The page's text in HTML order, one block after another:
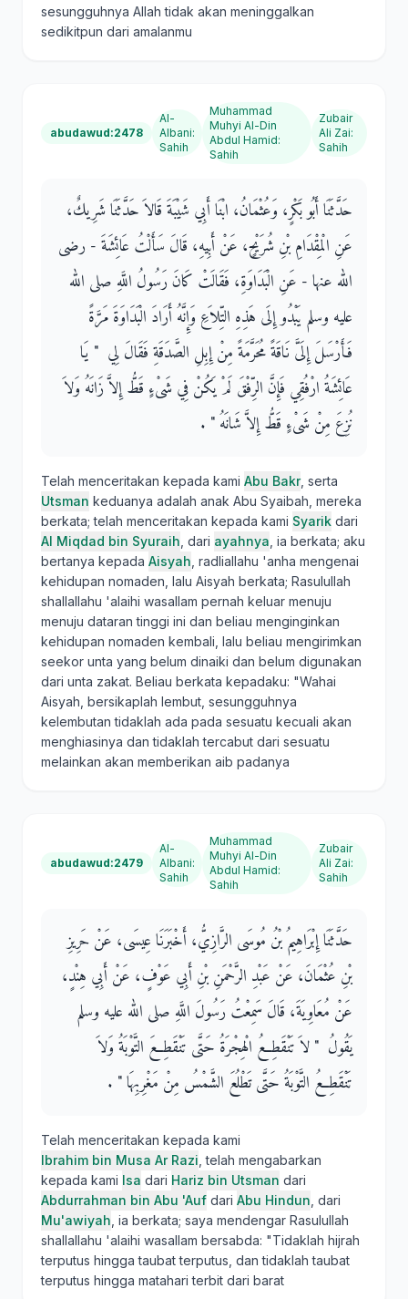
sesungguhnya Allah tidak akan meninggalkan
sedikitpun dari amalanmu
abudawud:2478
Al-
Albani:
Sahih
Muhammad
Muhyi Al-Din
Abdul Hamid:
Sahih
Zubair
Ali Zai:
Sahih
حَدَّثَنَا أَبُو بَكْرٍ، وَعُثْمَانُ، ابْنَا أَبِي شَيْبَةَ قَالاَ حَدَّثَنَا شَرِيكٌ،
عَنِ الْمِقْدَامِ بْنِ شُرَيْحٍ، عَنْ أَبِيهِ، قَالَ سَأَلْتُ عَائِشَةَ - رضى
الله عنها - عَنِ الْبَدَاوَةِ، فَقَالَتْ كَانَ رَسُولُ اللَّهِ صلى الله
عليه وسلم يَبْدُو إِلَى هَذِهِ التِّلاَعِ وَإِنَّهُ أَرَادَ الْبَدَاوَةَ مَرَّةً
فَأَرْسَلَ إِلَىَّ نَاقَةً مُحَرَّمَةً مِنْ إِبِلِ الصَّدَقَةِ فَقَالَ لِي ‏ "‏ يَا
عَائِشَةُ ارْفُقِي فَإِنَّ الرِّفْقَ لَمْ يَكُنْ فِي شَىْءٍ قَطُّ إِلاَّ زَانَهُ وَلاَ
نُزِعَ مِنْ شَىْءٍ قَطُّ إِلاَّ شَانَهُ ‏"‏ ‏.‏
Telah menceritakan kepada kami Abu Bakr, serta
Utsman keduanya adalah anak Abu Syaibah, mereka
berkata; telah menceritakan kepada kami Syarik dari
Al Miqdad bin Syuraih , dari ayahnya , ia berkata; aku
bertanya kepada Aisyah , radliallahu 'anha mengenai
kehidupan nomaden, lalu Aisyah berkata; Rasulullah
shallallahu 'alaihi wasallam pernah keluar menuju
menuju dataran tinggi ini dan beliau menginginkan
kehidupan nomaden kembali, lalu beliau mengirimkan
seekor unta yang belum dinaiki dan belum digunakan
dari unta zakat. Beliau berkata kepadaku: "Wahai
Aisyah, bersikaplah lembut, sesungguhnya
kelembutan tidaklah ada pada sesuatu kecuali akan
menghiasinya dan tidaklah tercabut dari sesuatu
melainkan akan memberikan aib padanya
abudawud:2479
Al-
Albani:
Sahih
Muhammad
Muhyi Al-Din
Abdul Hamid:
Sahih
Zubair
Ali Zai:
Sahih
حَدَّثَنَا إِبْرَاهِيمُ بْنُ مُوسَى الرَّازِيُّ، أَخْبَرَنَا عِيسَى، عَنْ حَرِيزِ
بْنِ عُثْمَانَ، عَنْ عَبْدِ الرَّحْمَنِ بْنِ أَبِي عَوْفٍ، عَنْ أَبِي هِنْدٍ،
عَنْ مُعَاوِيَةَ، قَالَ سَمِعْتُ رَسُولَ اللَّهِ صلى الله عليه وسلم
يَقُولُ ‏ "‏ لاَ تَنْقَطِعُ الْهِجْرَةُ حَتَّى تَنْقَطِعَ التَّوْبَةُ وَلاَ
تَنْقَطِعُ التَّوْبَةُ حَتَّى تَطْلُعَ الشَّمْسُ مِنْ مَغْرِبِهَا ‏"‏ ‏.‏
Telah menceritakan kepada kami
Ibrahim bin Musa Ar Razi , telah mengabarkan
kepada kami Isa dari Hariz bin Utsman dari
Abdurrahman bin Abu 'Auf dari Abu Hindun , dari
Mu'awiyah , ia berkata; saya mendengar Rasulullah
shallallahu 'alaihi wasallam bersabda: "Tidaklah hijrah
terputus hingga taubat terputus, dan tidaklah taubat
terputus hingga matahari terbit dari barat